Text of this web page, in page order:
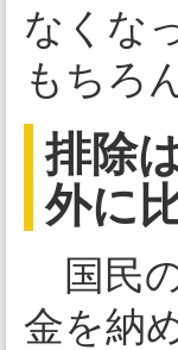
なくな
もちろ
排除
外に
国民
金を納